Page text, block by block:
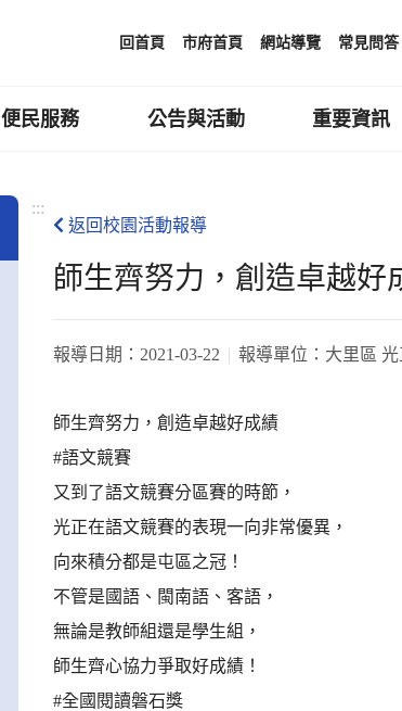
回首頁 市府首頁 網站導覽 常見問答
便民服務 公告與活動 重要資訊
:::
返回校園活動報導
師生齊努力，創造卓越好
報導日期： 2021-03-22 報導單位： 大里區
師生齊努力，創造卓越好成績
#語文競賽
又到了語文競賽分區賽的時節，
光正在語文競賽的表現一向非常優異，
向來積分都是屯區之冠！
不管是國語、閩南語、客語，
無論是教師組還是學生組，
師生齊心協力爭取好成績！
#全國閱讀磐石獎